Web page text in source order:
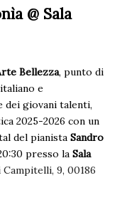
@ Sala
Bellezza, punto di
e
dei giovani talenti,
2025-2026 con un
del pianista Sandro
presso la Sala
Campitelli, 9, 00186